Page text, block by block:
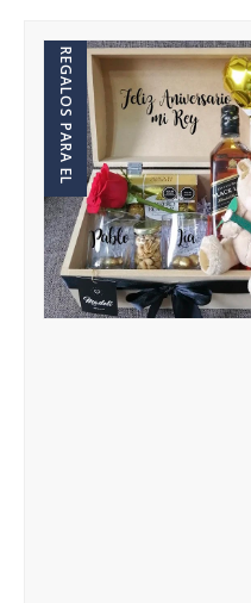
Regalos
San Valentin
Aniversario
Cumpleaños
REGALOS PARA EL